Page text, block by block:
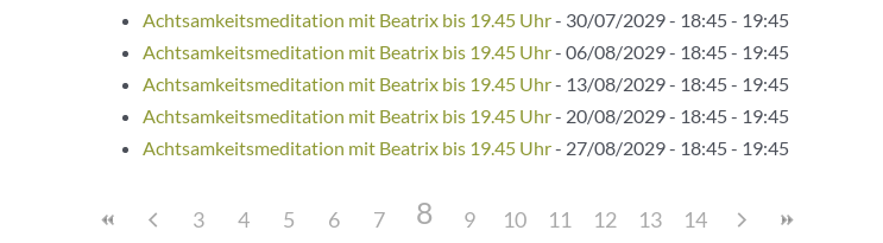
Achtsamkeitsmeditation mit Beatrix bis 19.45 Uhr- 30/07/2029 - 18:45 - 19:45
Achtsamkeitsmeditation mit Beatrix bis 19.45 Uhr- 06/08/2029 - 18:45 - 19:45
Achtsamkeitsmeditation mit Beatrix bis 19.45 Uhr- 13/08/2029 - 18:45 - 19:45
Achtsamkeitsmeditation mit Beatrix bis 19.45 Uhr- 20/08/2029 - 18:45 - 19:45
Achtsamkeitsmeditation mit Beatrix bis 19.45 Uhr- 27/08/2029 - 18:45 - 19:45
3 4 5 6 7 8 9 10 11 12 13 14